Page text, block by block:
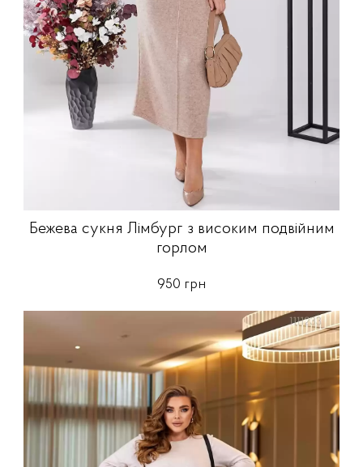
Бежева сукня Лімбург з високим подвійним
горлом
950 грн